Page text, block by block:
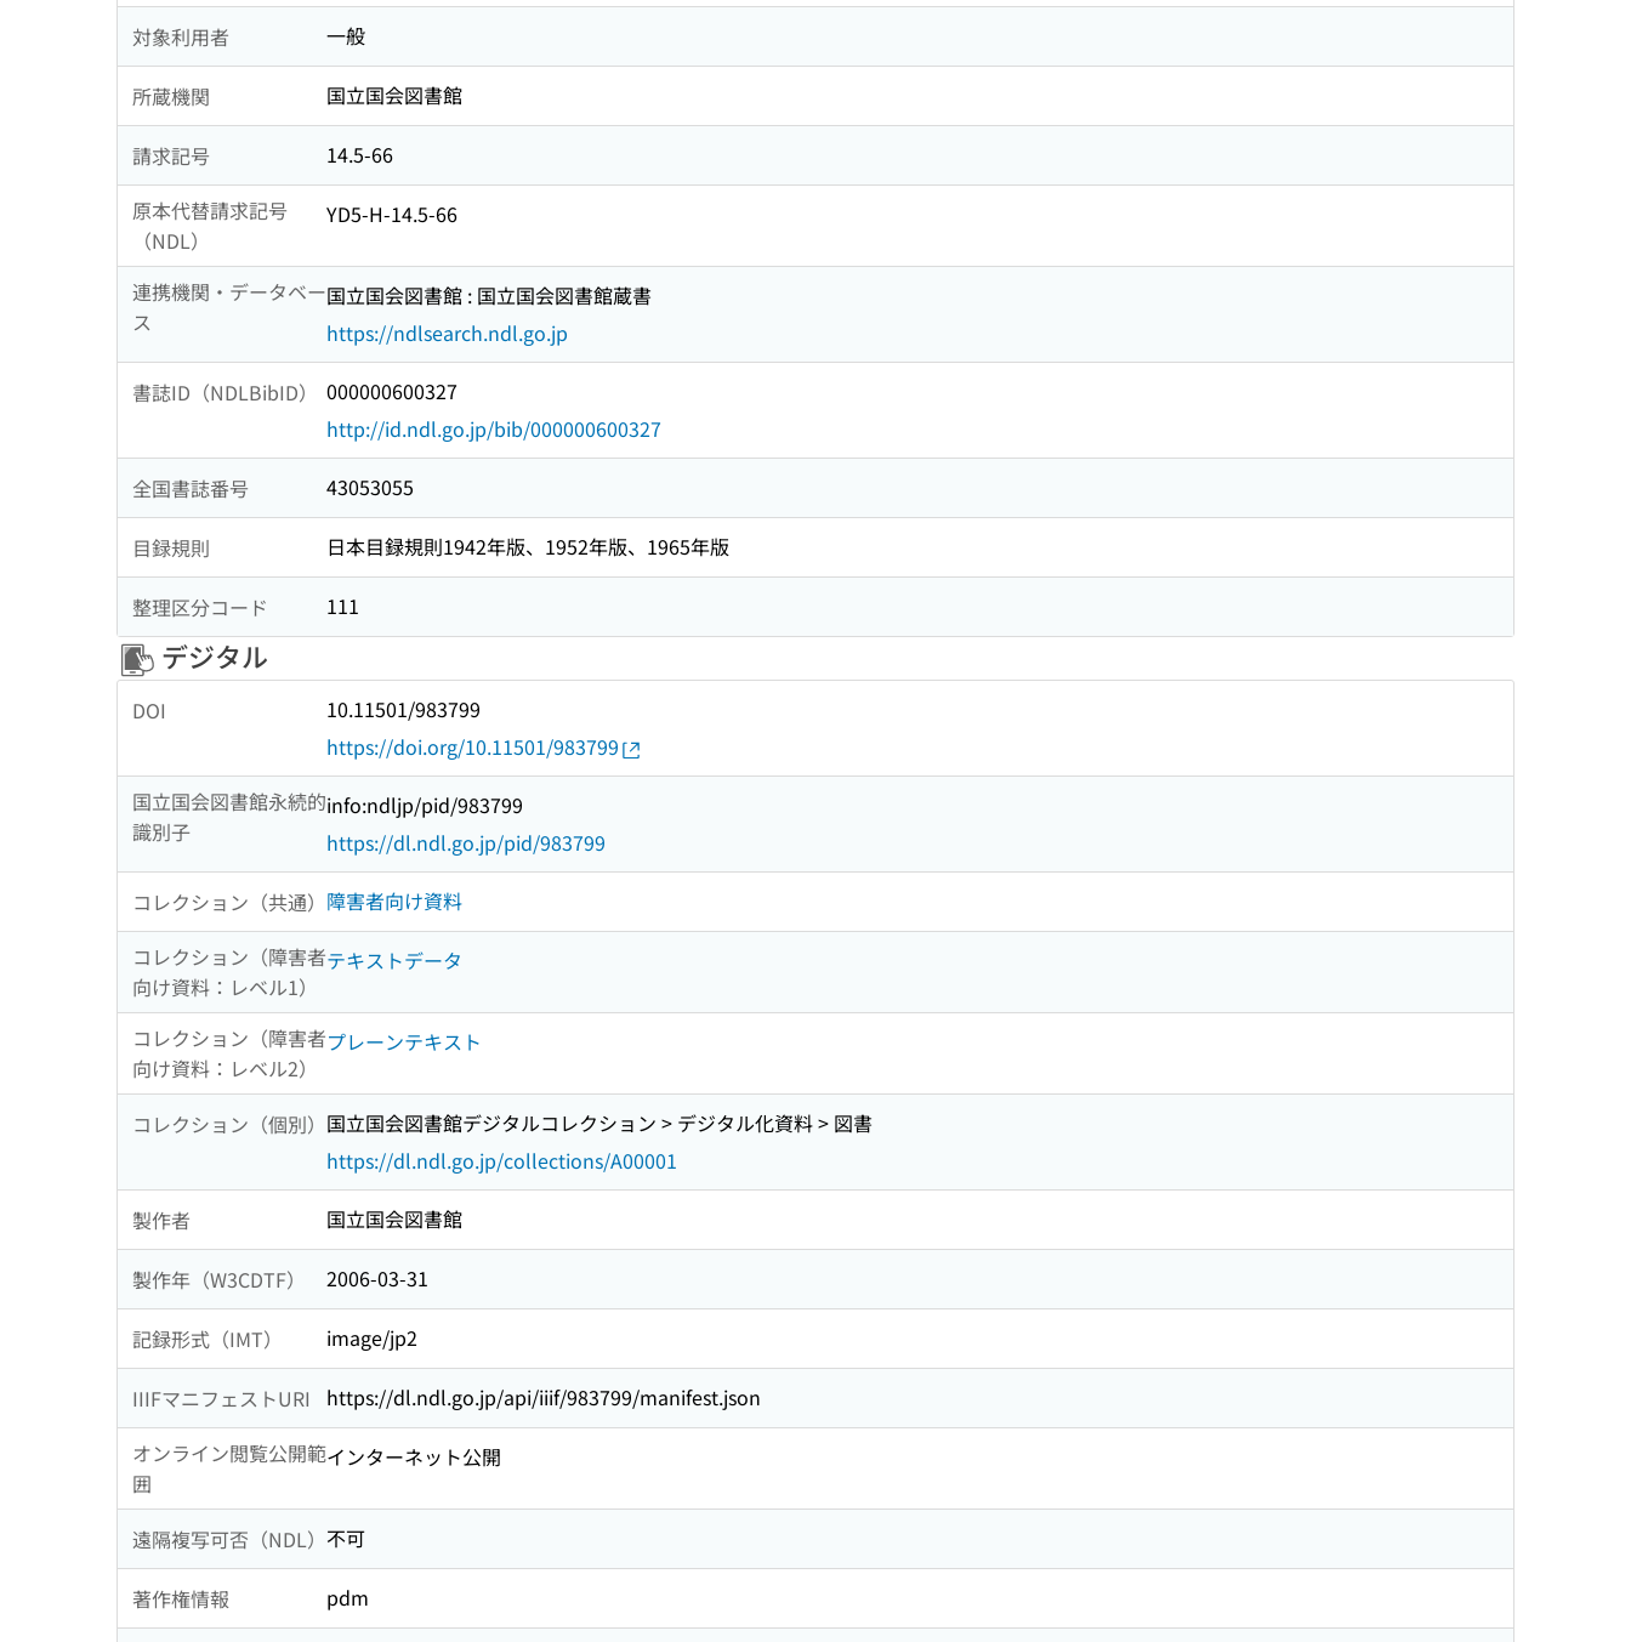
対象利用者 一般
所蔵機関 国立国会図書館
請求記号
14.5-66
原本代替請求記号
（NDL）
YD5-H-14.5-66
連携機関・データベー
ス
国立国会図書館 : 国立国会図書館蔵書
https://ndlsearch.ndl.go.jp
書誌ID（NDLBibID）
000000600327
http://id.ndl.go.jp/bib/000000600327
全国書誌番号 43053055
目録規則 日本目録規則1942年版、1952年版、1965年版
整理区分コード 111
デジタル
DOI
10.11501/983799
https://doi.org/10.11501/983799
国立国会図書館永続的
識別子
info:ndljp/pid/983799
https://dl.ndl.go.jp/pid/983799
コレクション（共通） 障害者向け資料
コレクション（障害者
向け資料：レベル1）
テキストデータ
コレクション（障害者
向け資料：レベル2）
プレーンテキスト
コレクション（個別） 国立国会図書館デジタルコレクション > デジタル化資料 > 図書
https://dl.ndl.go.jp/collections/A00001
製作者 国立国会図書館
製作年（W3CDTF） 2006-03-31
記録形式（IMT） image/jp2
IIIFマニフェストURI
https://dl.ndl.go.jp/api/iiif/983799/manifest.json
オンライン閲覧公開範
囲
インターネット公開
遠隔複写可否（NDL） 不可
著作権情報 pdm